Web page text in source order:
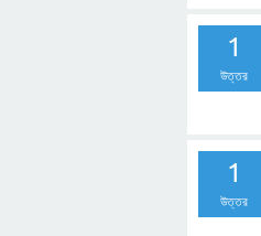
1
উত্তর
1
উত্তর